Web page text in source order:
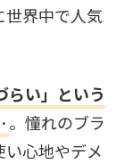
世界中で人気
らい」という
。憧れのブラ
心地やデメ